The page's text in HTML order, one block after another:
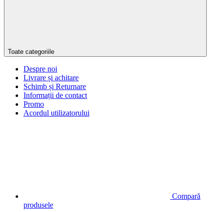
Toate categoriile
Despre noi
Livrare și achitare
Schimb și Returnare
Informații de contact
Promo
Acordul utilizatorului
Compară
produsele